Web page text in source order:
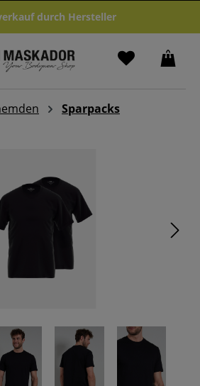
durch Hersteller
Sparpacks